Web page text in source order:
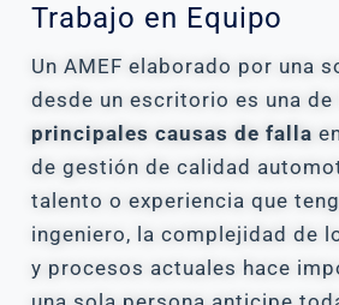
Trabajo en Equipo
Un AMEF elaborado por una
desde un escritorio es una de
principales causas de falla
de gestión de calidad
talento o experiencia que
ingeniero, la complejidad de
y procesos actuales hace